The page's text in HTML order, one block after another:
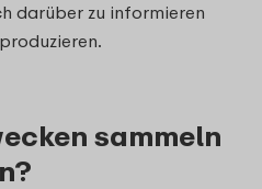
darüber zu informieren
sammeln